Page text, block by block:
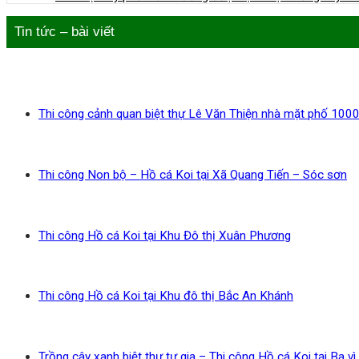
Tin tức – bài viết
Thi công cảnh quan biệt thự Lê Văn Thiện nhà mặt phố
Thi công Non bộ – Hồ cá Koi tại Xã Quang Tiến – Sóc sơn
Thi công Hồ cá Koi tại Khu Đô thị Xuân Phương
Thi công Hồ cá Koi tại Khu đô thị Bắc An Khánh